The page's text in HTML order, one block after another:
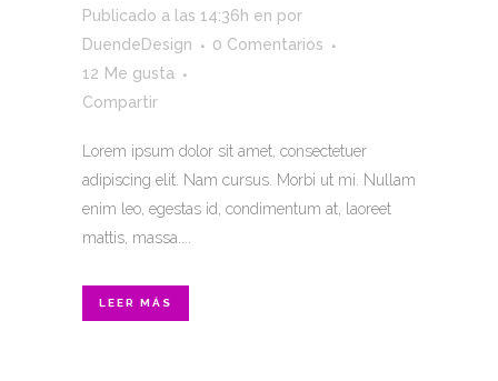
Publicado a las 14:36h en por
DuendeDesign
0 Comentarios
12 Me gusta
Compartir
Lorem ipsum dolor sit amet, consectetuer
adipiscing elit. Nam cursus. Morbi ut mi. Nullam
enim leo, egestas id, condimentum at, laoreet
mattis, massa....
LEER MÁS